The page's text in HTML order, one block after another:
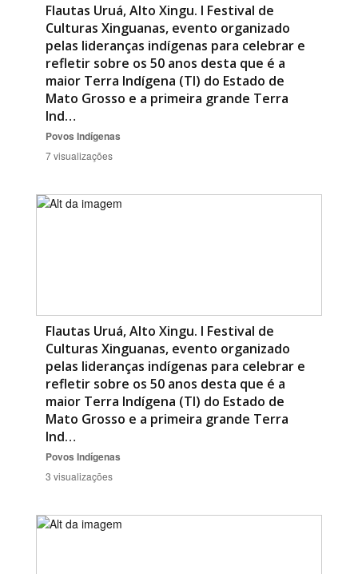
Flautas Uruá, Alto Xingu. I Festival de
Culturas Xinguanas, evento organizado
pelas lideranças indígenas para celebrar e
refletir sobre os 50 anos desta que é a
maior Terra Indígena (TI) do Estado de
Mato Grosso e a primeira grande Terra
Ind…
Povos Indígenas
7 visualizações
Flautas Uruá, Alto Xingu. I Festival de
Culturas Xinguanas, evento organizado
pelas lideranças indígenas para celebrar e
refletir sobre os 50 anos desta que é a
maior Terra Indígena (TI) do Estado de
Mato Grosso e a primeira grande Terra
Ind…
Povos Indígenas
3 visualizações